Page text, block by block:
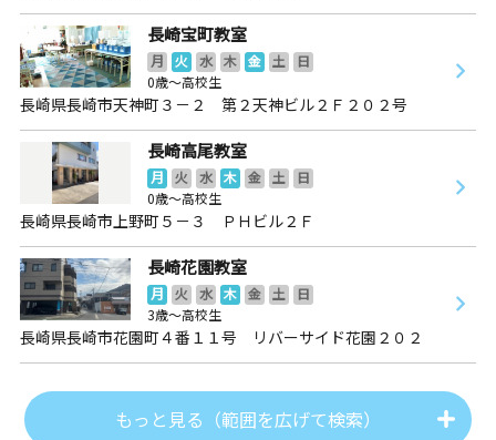
長崎宝町教室
月 火 水 木 金 土
日
0歳～高校生
長崎県長崎市天神町３－２ 第２天神ビル２Ｆ２０２号
長崎高尾教室
月 火 水 木 金 土
日
0歳～高校生
長崎県長崎市上野町５－３ ＰＨビル２Ｆ
長崎花園教室
月 火 水 木 金 土
日
3歳～高校生
長崎県長崎市花園町４番１１号 リバーサイド花園２０２
もっと見る（範囲を広げて検索）